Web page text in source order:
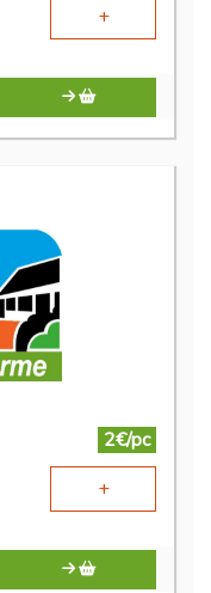
+
2€/pc
+